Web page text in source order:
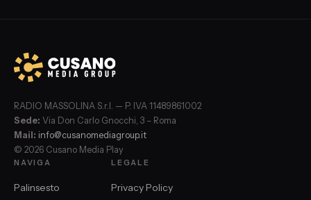
RADIO MASSOLINA S.r.l. — P. IVA 11489861002
Sede: Via Don Carlo Gnocchi, 3 – Roma
Mail: info@cusanomediagroup.it
© 2026 Cusano Media Play
NAVIGA
Palinsesto
LEGALE
Privacy Policy